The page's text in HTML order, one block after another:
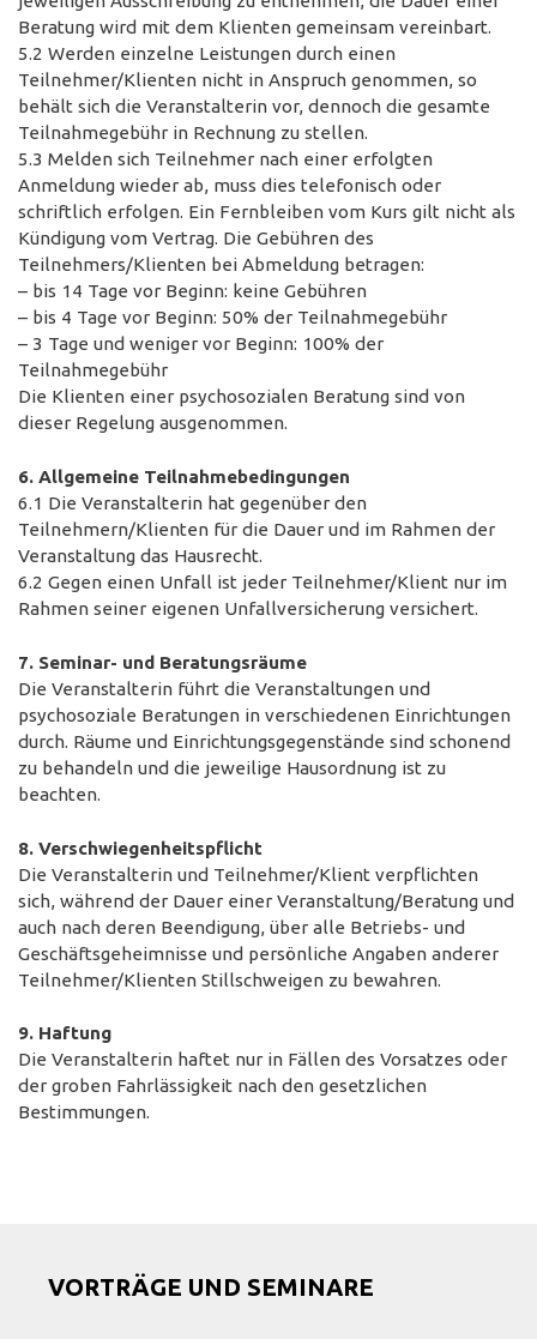
Beratung wird mit dem Klienten gemeinsam vereinbart.
5.2 Werden einzelne Leistungen durch einen
Teilnehmer/Klienten nicht in Anspruch genommen, so
behält sich die Veranstalterin vor, dennoch die gesamte
Teilnahmegebühr in Rechnung zu stellen.
5.3 Melden sich Teilnehmer nach einer erfolgten
Anmeldung wieder ab, muss dies telefonisch oder
schriftlich erfolgen. Ein Fernbleiben vom Kurs gilt nicht als
Kündigung vom Vertrag. Die Gebühren des
Teilnehmers/Klienten bei Abmeldung betragen:
– bis 14 Tage vor Beginn: keine Gebühren
– bis 4 Tage vor Beginn: 50% der Teilnahmegebühr
– 3 Tage und weniger vor Beginn: 100% der
Teilnahmegebühr
Die Klienten einer psychosozialen Beratung sind von
dieser Regelung ausgenommen.
6. Allgemeine Teilnahmebedingungen
6.1 Die Veranstalterin hat gegenüber den
Teilnehmern/Klienten für die Dauer und im Rahmen der
Veranstaltung das Hausrecht.
6.2 Gegen einen Unfall ist jeder Teilnehmer/Klient nur im
Rahmen seiner eigenen Unfallversicherung versichert.
7. Seminar- und Beratungsräume
Die Veranstalterin führt die Veranstaltungen und
psychosoziale Beratungen in verschiedenen Einrichtungen
durch. Räume und Einrichtungsgegenstände sind schonend
zu behandeln und die jeweilige Hausordnung ist zu
beachten.
8. Verschwiegenheitspflicht
Die Veranstalterin und Teilnehmer/Klient verpflichten
sich, während der Dauer einer Veranstaltung/Beratung und
auch nach deren Beendigung, über alle Betriebs- und
Geschäftsgeheimnisse und persönliche Angaben anderer
Teilnehmer/Klienten Stillschweigen zu bewahren.
9. Haftung
Die Veranstalterin haftet nur in Fällen des Vorsatzes oder
der groben Fahrlässigkeit nach den gesetzlichen
Bestimmungen.
VORTRÄGE UND SEMINARE